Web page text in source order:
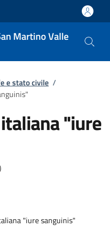
Martino Valle
e stato civile /
"iure
)
"iure sanguinis"